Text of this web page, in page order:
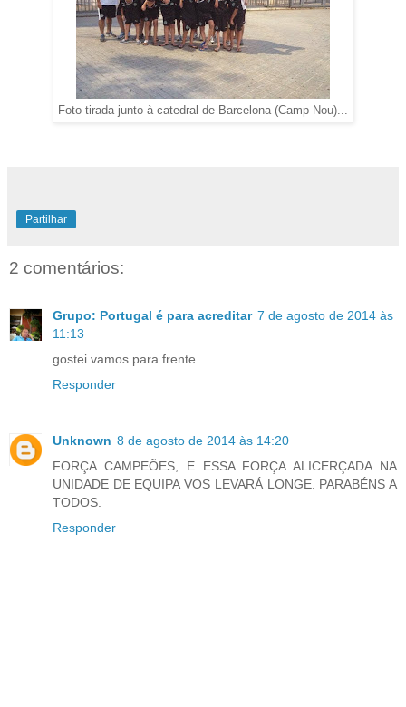
Foto tirada junto à catedral de Barcelona (Camp Nou)...
Partilhar
2 comentários:
Grupo: Portugal é para acreditar 7 de agosto de 2014 às
11:13
gostei vamos para frente
Responder
Unknown 8 de agosto de 2014 às 14:20
FORÇA CAMPEÕES, E ESSA FORÇA ALICERÇADA NA
UNIDADE DE EQUIPA VOS LEVARÁ LONGE. PARABÉNS A
TODOS.
Responder